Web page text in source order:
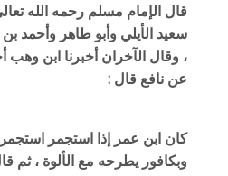
قال الإمام مسلم رحمه الله
سعيد الأيلي وأبو طاهر وأحمد
، وقال الآخران أخبرنا ابن
عن نافع قال :
كان ابن عمر إذا استجمر استجمر
وبكافور يطرحه مع الألوة ، ثم